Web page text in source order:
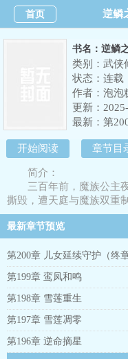
首页 逆鳞
书名：逆鳞
类别：武侠
状态：连载
作者： 泡泡
更新：
最新： 第
开始阅读 章节目
简介：
三百年前，魔族公主
撕毁，遭天庭与魔族双重
林墨诞下拥有神魔血脉的
下了悲剧的种子。十六岁
神秘的逆鳞之刃。这把能
了他体内沉睡的神魔之力
标。天庭密探蓐收以“维
回天庭；魔族少主夜罗刹
其据为己有。逃亡途中，
沟通万物的玉珏，心怀拯
刻为郎清歌照亮前行的道
母的悲惨过往：母亲为护
睹天庭的虚伪与魔族的贪
最新章节预览
第200章 儿女延续守护（终章
第199章 鸾凤和鸣
第198章 雪莲重生
第197章 雪莲凋零
第196章 逆命摘星